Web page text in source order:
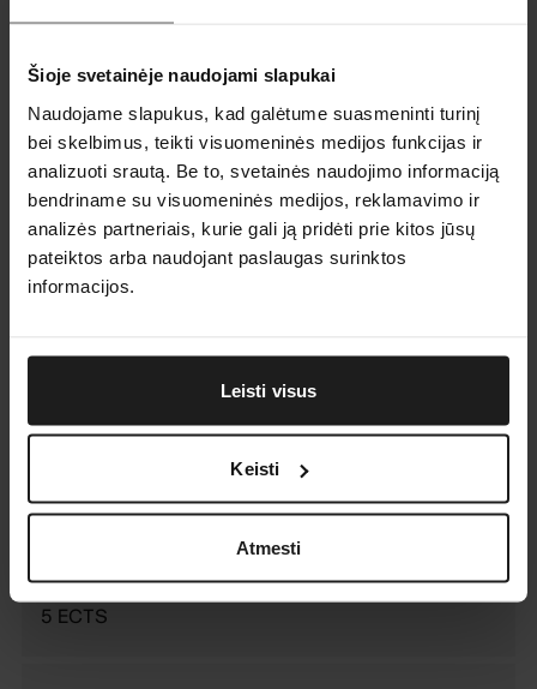
Šioje svetainėje naudojami slapukai
Naudojame slapukus, kad galėtume suasmeninti turinį
bei skelbimus, teikti visuomeninės medijos funkcijas ir
analizuoti srautą. Be to, svetainės naudojimo informaciją
bendriname su visuomeninės medijos, reklamavimo ir
analizės partneriais, kurie gali ją pridėti prie kitos jūsų
pateiktos arba naudojant paslaugas surinktos
informacijos.
Leisti visus
Keisti
Atmesti
Testavimo dokumentacija
10ECTS
Versijų valdymas
10ECTS
API testavimas
5 ECTS